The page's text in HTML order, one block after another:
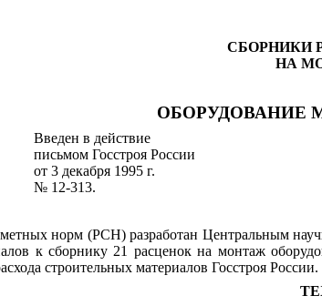
СБОРНИКИ
НА
ОБОРУДОВАНИЕ
Введен в действие
письмом Госстроя России
от 3 декабря 1995 г.
№ 12-313.
норм (РСН) разработан Центральным
к сборнику 21 расценок на монтаж
строительных материалов Госстроя России.